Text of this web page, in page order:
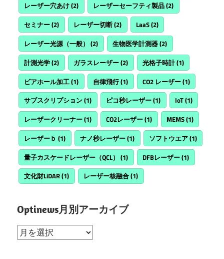
レーザー穴あけ(2) レーザーセーフティ製品(2)
セミナー(2) レーザー切断(2) LaaS(2)
レーザー光源（一般） (2) 生物医学計測器(2)
計測光学(2) ガラスレーザー(2) 光格子時計(1)
ビアホール加工(1) 自律飛行(1) CO2 レーザー(1)
サブスクリプション(1) ピコ秒レーザー(1) IoT(1)
レーザークリーナー(1) CO2レーザー(1) MEMS(1)
レーザーｂ (1) ナノ秒レーザー(1) ソフトウエア(1)
量子カスケードレーザー（QCL） (1) DFBレーザー(1)
文化財LiDAR(1) レーザー核融合(1)
Optinews月別アーカイブ
Optinews